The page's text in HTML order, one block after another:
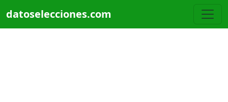
datoselecciones.com